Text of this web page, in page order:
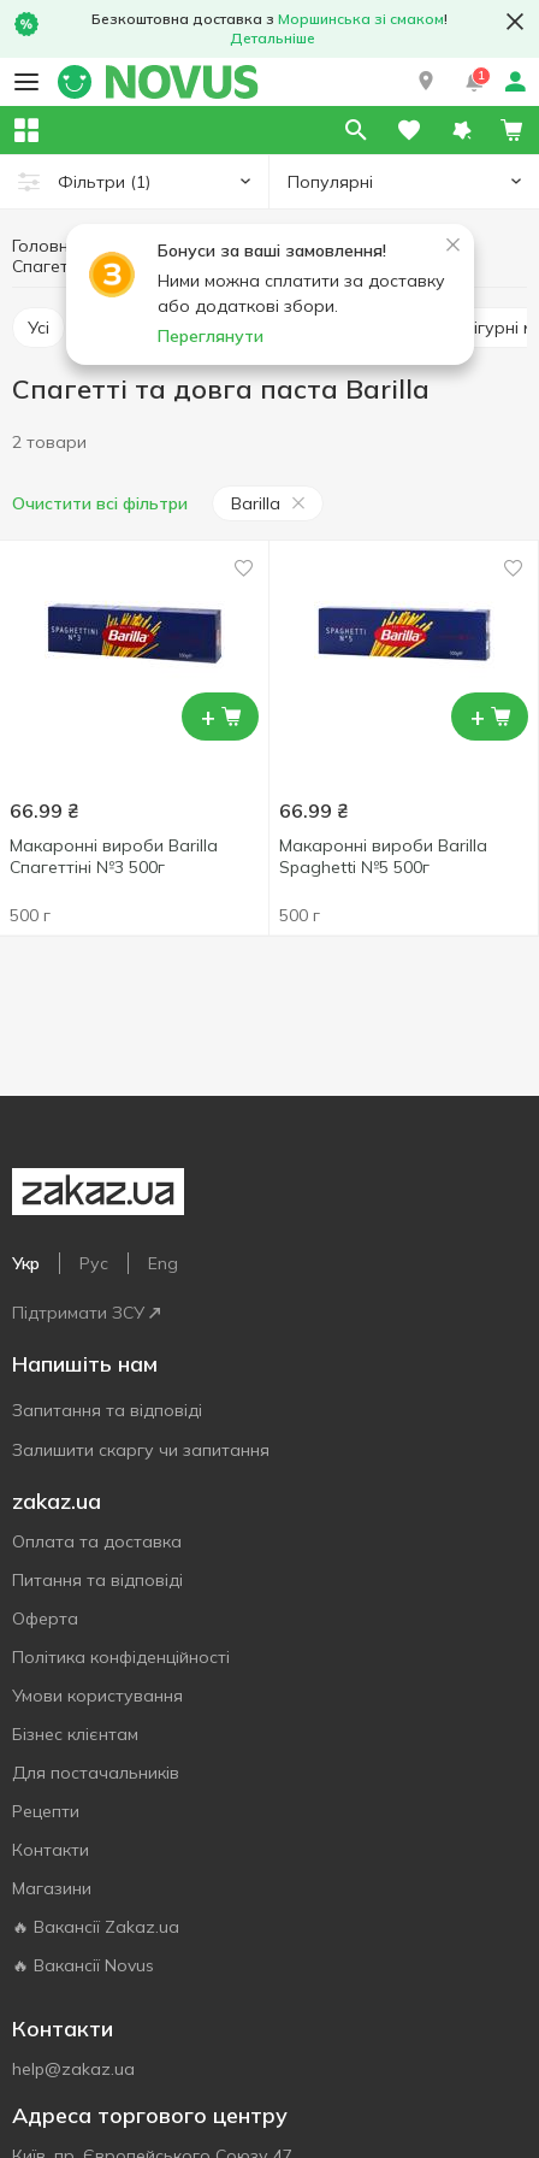
Безкоштовна доставка з Моршинська зі смаком!
Детальніше
1
Фільтри (1) Популярні
Бонуси за ваші замовлення!
Ними можна сплатити за доставку
або додаткові збори.
Переглянути
Головна Бакалія Макаронні вироби
Спагетті та довга паста
Усі Спагетті та довга паста
Спагетті та довга паста Barilla
2 товари
Очистити всі фільтри Barilla
+
66.99 ₴
Макаронні вироби Barilla
Спагеттіні №3 500г
500 г
+
66.99 ₴
Макаронні вироби Barilla
Spaghetti №5 500г
500 г
Укр Рус Eng
Підтримати ЗСУ
Напишіть нам
Запитання та відповіді
Залишити скаргу чи запитання
zakaz.ua
Оплата та доставка
Питання та відповіді
Оферта
Політика конфіденційності
Умови користування
Бізнес клієнтам
Для постачальників
Рецепти
Контакти
Магазини
🔥 Вакансії Zakaz.ua
🔥 Вакансії Novus
Контакти
help@zakaz.ua
Адреса торгового центру